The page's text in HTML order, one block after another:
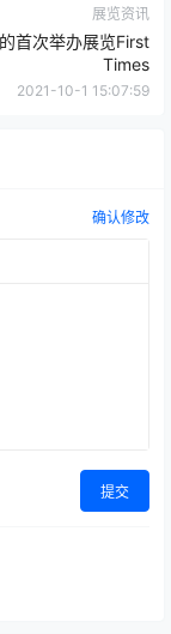
展览资讯
首次举办展览First
Times
2021-10-1 15:07:59
确认修改
提交